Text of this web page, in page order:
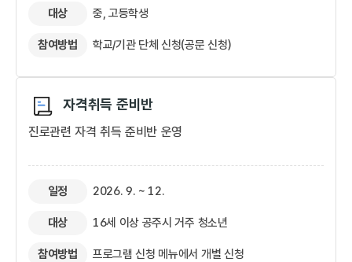
대상 중, 고등학생
참여방법 학교/기관 단체 신청(공문 신청)
자격취득 준비반​
진로관련 자격 취득 준비반 운영
일정 2026. 9. ~ 12.
대상 16세 이상 공주시 거주 청소년
참여방법 프로그램 신청 메뉴에서 개별 신청